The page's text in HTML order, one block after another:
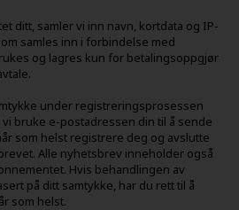
ditt, samler vi inn navn, kortdata og IP-
samles inn i forbindelse med
og lagres kun for betalingsoppgjør
under registreringsprosessen
bruke e-postadressen din til å sende
som helst registrere deg og avslutte
Alle nyhetsbrev inneholder også
Hvis behandlingen av
på ditt samtykke, har du rett til å
som helst.